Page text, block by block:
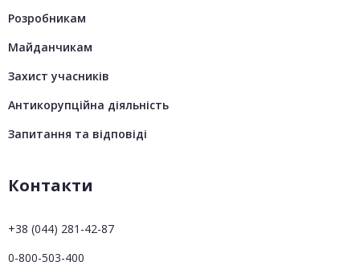
Розробникам
Майданчикам
Захист учасників
Антикорупційна діяльність
Запитання та відповіді
Контакти
+38 (044) 281-42-87
0-800-503-400